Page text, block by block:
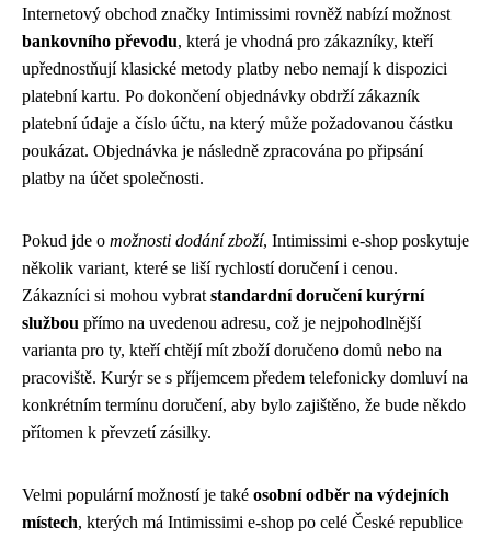
Internetový obchod značky Intimissimi rovněž nabízí možnost
bankovního převodu, která je vhodná pro zákazníky, kteří
upřednostňují klasické metody platby nebo nemají k dispozici
platební kartu. Po dokončení objednávky obdrží zákazník
platební údaje a číslo účtu, na který může požadovanou částku
poukázat. Objednávka je následně zpracována po připsání
platby na účet společnosti.
Pokud jde o možnosti dodání zboží, Intimissimi e-shop poskytuje
několik variant, které se liší rychlostí doručení i cenou.
Zákazníci si mohou vybrat standardní doručení kurýrní
službou přímo na uvedenou adresu, což je nejpohodlnější
varianta pro ty, kteří chtějí mít zboží doručeno domů nebo na
pracoviště. Kurýr se s příjemcem předem telefonicky domluví na
konkrétním termínu doručení, aby bylo zajištěno, že bude někdo
přítomen k převzetí zásilky.
Velmi populární možností je také osobní odběr na výdejních
místech, kterých má Intimissimi e-shop po celé České republice